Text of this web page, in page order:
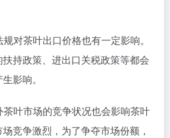
对茶叶出口价格也有一定影响。
持政策、进出口关税政策等都会
影响。
叶市场的竞争状况也会影响茶叶
竞争激烈，为了争夺市场份额，